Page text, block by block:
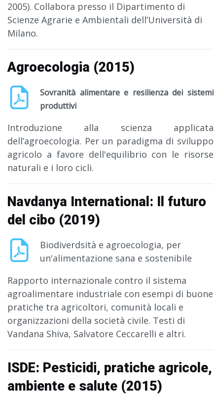
2005). Collabora presso il Dipartimento di
Scienze Agrarie e Ambientali dell’Università di
Milano.
Agroecologia (2015)
Sovranità alimentare e resilienza dei sistemi
produttivi
Introduzione alla scienza applicata
dell’agroecologia. Per un paradigma di sviluppo
agricolo a favore dell'equilibrio con le risorse
naturali e i loro cicli.
Navdanya International: Il futuro
del cibo (2019)
Biodiverdsità e agroecologia, per
un'alimentazione sana e sostenibile
Rapporto internazionale contro il sistema
agroalimentare industriale con esempi di buone
pratiche tra agricoltori, comunità locali e
organizzazioni della società civile. Testi di
Vandana Shiva, Salvatore Ceccarelli e altri.
ISDE: Pesticidi, pratiche agricole,
ambiente e salute (2015)